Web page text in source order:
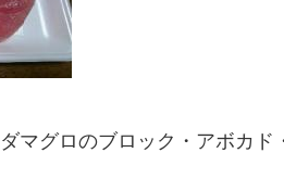
マグロのブロック・アボカド